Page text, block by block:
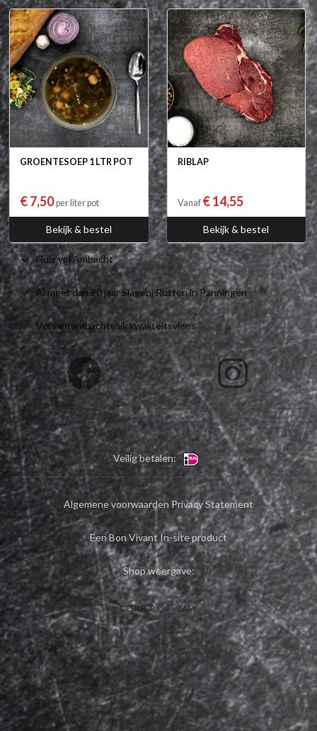
GROENTESOEP 1 LTR POT
€ 7,50per liter pot
Bekijk & bestel
RIBLAP
Vanaf € 14,55
Bekijk & bestel
Huis vol Ambacht
Al meer dan 90 jaar Slagerij Rutten in Panningen
Vers en ambachtelijk kwaliteitsvlees
Veilig betalen:
Algemene voorwaarden Privacy Statement
Een Bon Vivant In-site product
Shop weergave:
DESKTOP EASY